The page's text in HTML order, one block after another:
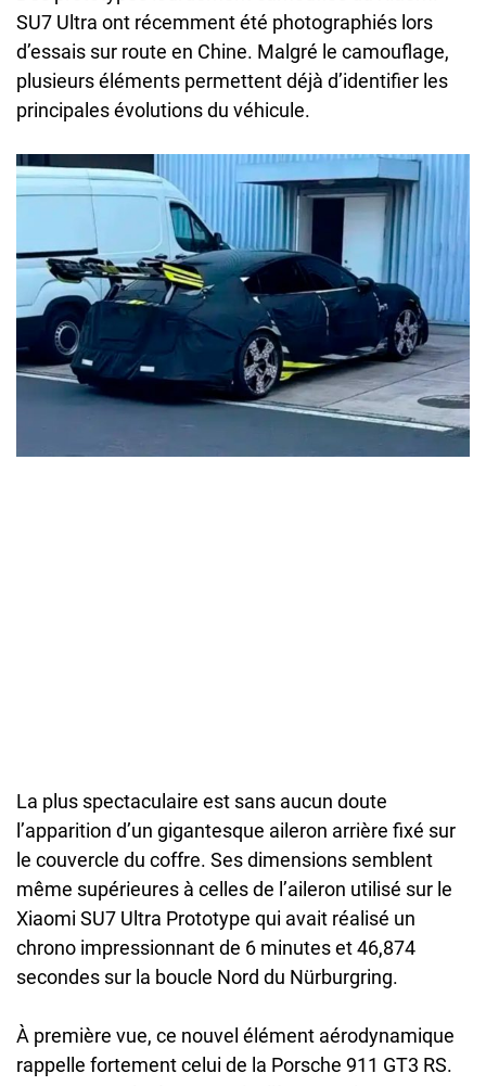
SU7 Ultra ont récemment été photographiés lors
d’essais sur route en Chine. Malgré le camouflage,
plusieurs éléments permettent déjà d’identifier les
principales évolutions du véhicule.
La plus spectaculaire est sans aucun doute
l’apparition d’un gigantesque aileron arrière fixé sur
le couvercle du coffre. Ses dimensions semblent
même supérieures à celles de l’aileron utilisé sur le
Xiaomi SU7 Ultra Prototype qui avait réalisé un
chrono impressionnant de 6 minutes et 46,874
secondes sur la boucle Nord du Nürburgring.
À première vue, ce nouvel élément aérodynamique
rappelle fortement celui de la Porsche 911 GT3 RS.